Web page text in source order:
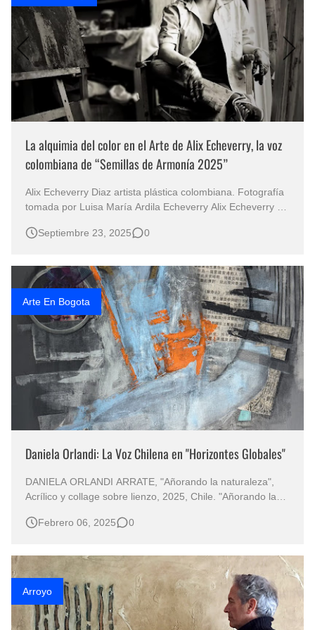
La alquimia del color en el Arte de Alix Echeverry, la voz
colombiana de “Semillas de Armonía 2025”
Alix Echeverry Diaz artista plástica colombiana. Fotografía
tomada por Luisa María Ardila Echeverry Alix Echeverry "
social Desde las fértiles tierras de Cundinamarca hasta losSeptiembre 23, 2025 0
Arte En Bogota
Daniela Orlandi: La Voz Chilena en "Horizontes Globales"
DANIELA ORLANDI ARRATE, "Añorando la naturaleza",
Acrílico y collage sobre lienzo, 2025, Chile. "Añorando la
Abstraccionismo y la Figuración Daniela Orlandi: Una Voz
Febrero 06, 2025 0
Arroyo